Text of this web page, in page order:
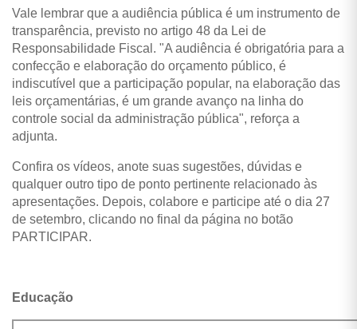
Vale lembrar que a audiência pública é um instrumento de
transparência, previsto no artigo 48 da Lei de
Responsabilidade Fiscal. "A audiência é obrigatória para a
confecção e elaboração do orçamento público, é
indiscutível que a participação popular, na elaboração das
leis orçamentárias, é um grande avanço na linha do
controle social da administração pública", reforça a
adjunta.
Confira os vídeos, anote suas sugestões, dúvidas e
qualquer outro tipo de ponto pertinente relacionado às
apresentações. Depois, colabore e participe até o dia 27
de setembro, clicando no final da página no botão
PARTICIPAR.
Educação